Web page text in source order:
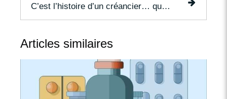
C’est l’histoire d’un créancier… qui est certain de l’être…
Articles similaires